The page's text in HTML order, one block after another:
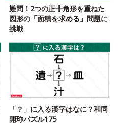
難問！2つの正十角形を重ねた
図形の「面積を求める」問題に
挑戦
「？」に入る漢字はなに？和同
開珎パズル175